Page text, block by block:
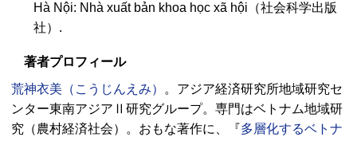
Hà Nội: Nhà xuất bản khoa học xã hội （社会科学出版
社）.
著者プロフィール
荒神衣美（こうじんえみ）
。アジア経済研究所地域研究セ
ンター東南アジアⅡ研究グループ。専門はベトナム地域研
究（農村経済社会）。おもな著作に、『多層化するベトナ